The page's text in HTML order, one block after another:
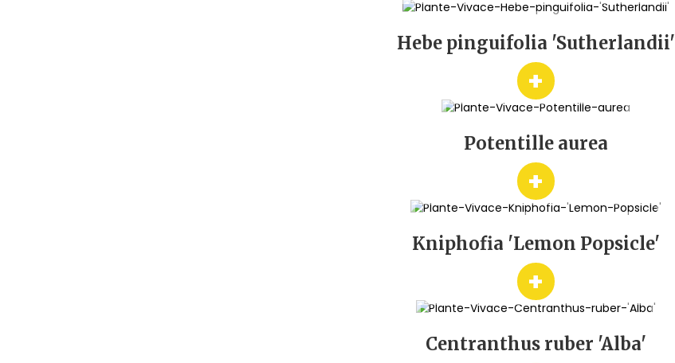
Hebe pinguifolia 'Sutherlandii'
+
Potentille aurea
+
Kniphofia 'Lemon Popsicle'
+
Centranthus ruber 'Alba'